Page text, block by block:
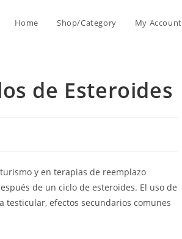
Home Shop/Category My Account
de Esteroides
y en terapias de reemplazo
de un ciclo de esteroides. El uso de
testicular, efectos secundarios comunes